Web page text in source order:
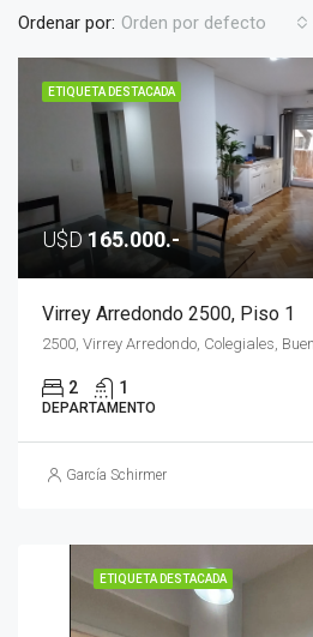
Ordenar por: Orden por defecto
ETIQUETA DESTACADA
U$D165.000.-
Virrey Arredondo 2500, Piso 1
2 1
DEPARTAMENTO
García Schirmer
ETIQUETA DESTACADA